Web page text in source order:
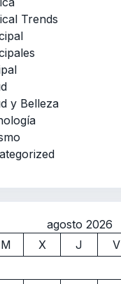
Trends
y Belleza
agosto 2026
M X J V